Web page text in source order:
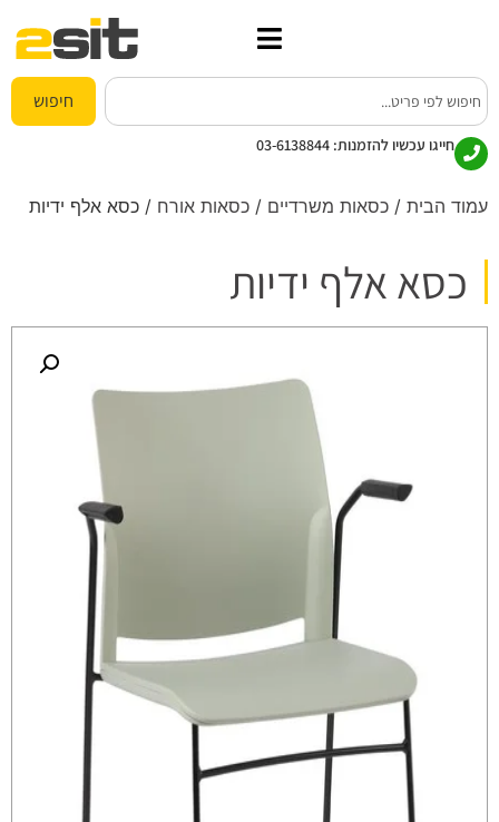
חיפוש
חייגו עכשיו להזמנות: 03-6138844
עמוד הבית / כסאות משרדיים / כסאות אורח / כסא אלף ידיות
כסא אלף ידיות